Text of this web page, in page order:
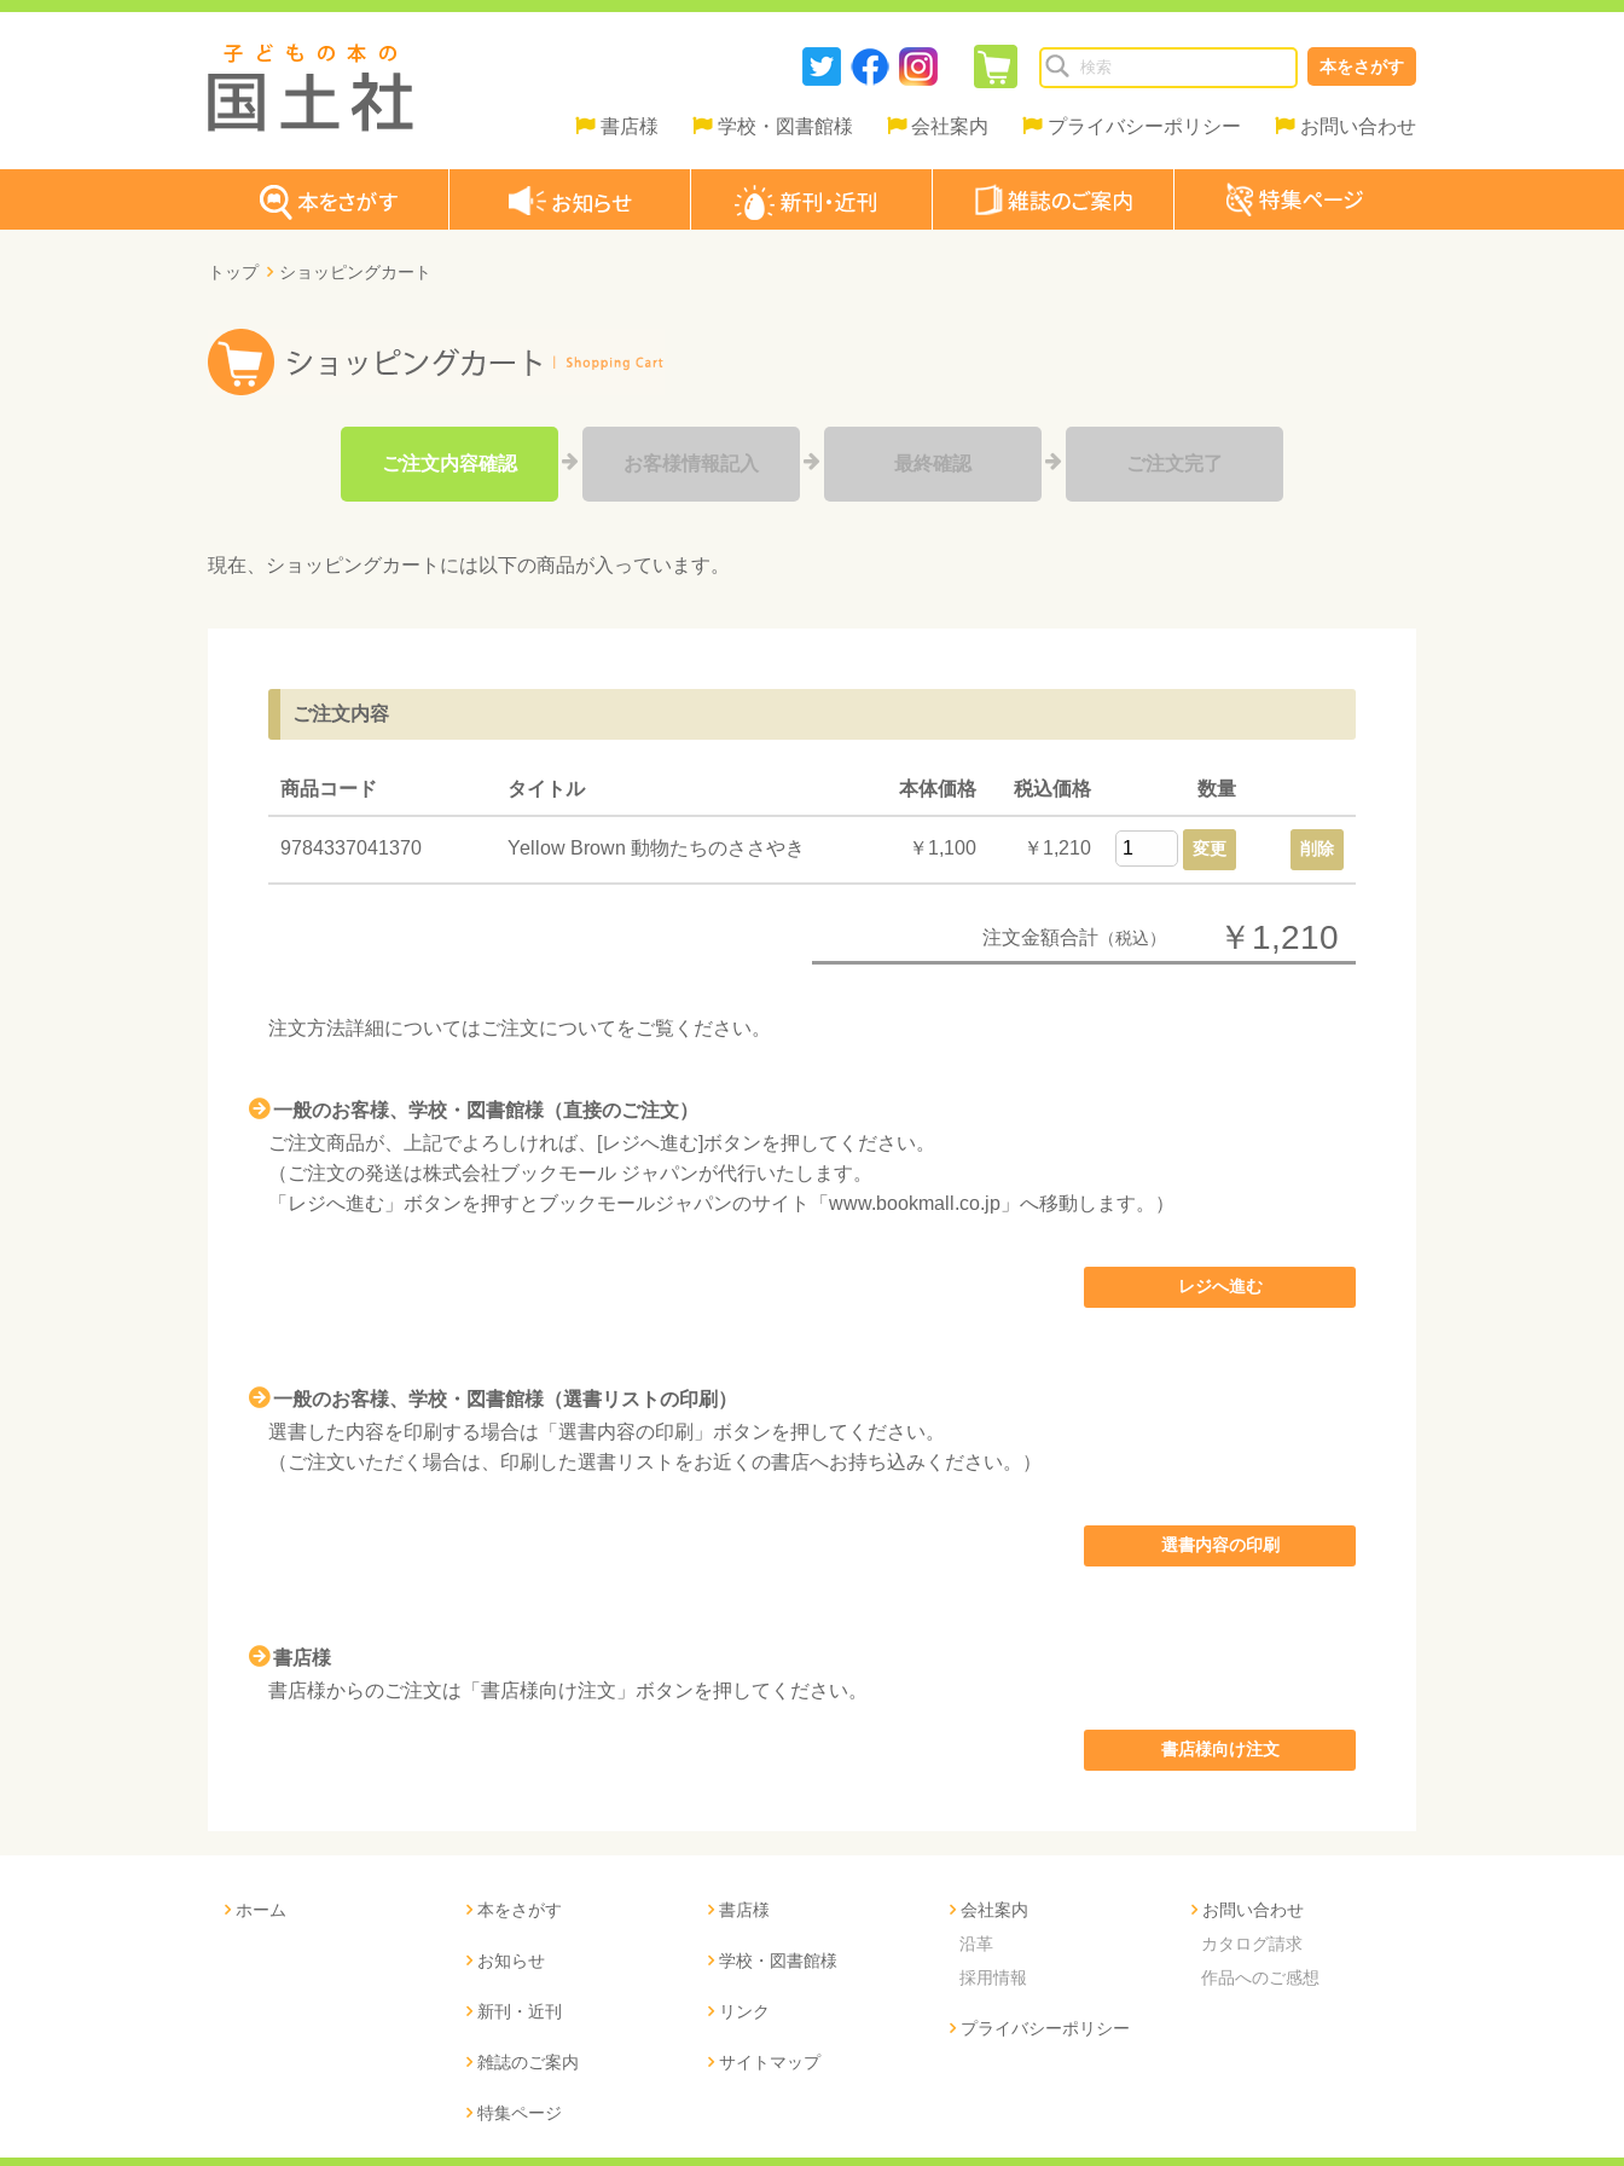
本をさがす
書店様 学校・図書館様 会社案内 プライバシーポリシー お問い合わせ
トップ ショッピングカート
ご注文内容確認 お客様情報記入 最終確認 ご注文完了
現在、ショッピングカートには以下の商品が入っています。
ご注文内容
商品コード タイトル 本体価格 税込価格 数量
9784337041370 Yellow Brown 動物たちのささやき ￥1,100 ￥1,210 変更 削除
注文金額合計（税込） ￥1,210
注文方法詳細についてはご注文について をご覧ください。
一般のお客様、学校・図書館様（直接のご注文）
ご注文商品が、上記でよろしければ、[レジへ進む]ボタンを押してください。
（ご注文の発送は株式会社ブックモール ジャパンが代行いたします。
「レジへ進む」ボタンを押すとブックモールジャパンのサイト「www.bookmall.co.jp」へ移動します。）
レジへ進む
一般のお客様、学校・図書館様（選書リストの印刷）
選書した内容を印刷する場合は「選書内容の印刷」ボタンを押してください。
（ご注文いただく場合は、印刷した選書リストをお近くの書店へお持ち込みください。）
選書内容の印刷
書店様
書店様からのご注文は「書店様向け注文」ボタンを押してください。
書店様向け注文
ホーム 本をさがす
お知らせ
新刊・近刊
雑誌のご案内
特集ページ
書店様
学校・図書館様
リンク
サイトマップ
会社案内
沿革
採用情報
プライバシーポリシー
お問い合わせ
カタログ請求
作品へのご感想